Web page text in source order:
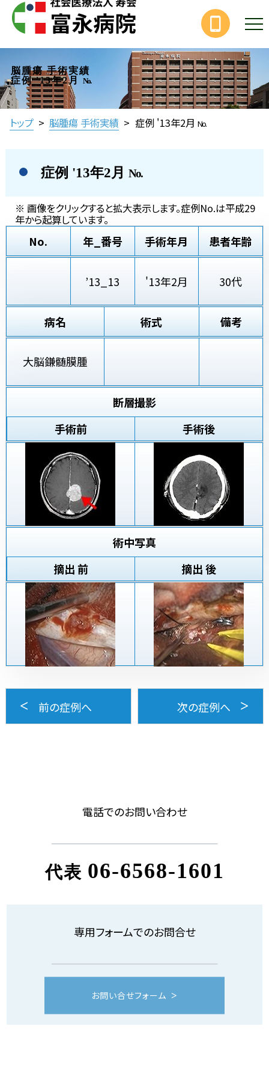
脳腫瘍 手術実績
症例 '13年2月
No.
トップ > 脳腫瘍 手術実績 > 症例 '13年2月 No.
症例 '13年2月 No.
※ 画像をクリックすると拡大表示します。症例No.は平成29
年から起算しています。
No. 年_番号 手術年月 患者年齢
’13_13 '13年2月 30代
病名 術式 備考
大脳鎌髄膜腫
断層撮影
手術前
手術後
術中写真
摘出 前
摘出 後
前の症例へ 次の症例へ
電話でのお問い合わせ
代表 06-6568-1601
専用フォームでのお問合せ
お問い合せフォーム